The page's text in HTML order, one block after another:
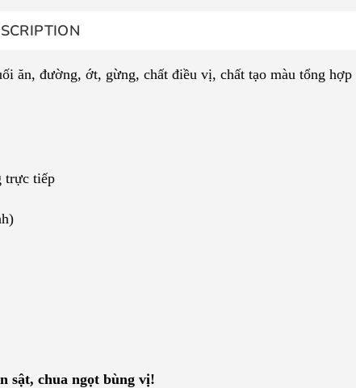
ăn, đường, ớt, gừng, chất điều vị, chất tạo màu tổng hợp
trực tiếp
sật, chua ngọt bùng vị!